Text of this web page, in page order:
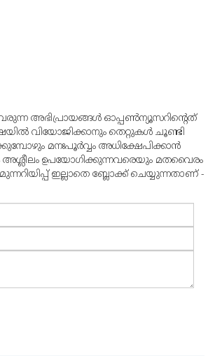
അഭിപ്രായങ്ങള്‍ ഓപ്പൺന്യൂസറിന്റെത്
വിയോജിക്കാനും തെറ്റുകള്‍ ചൂണ്ടി
മനഃപൂര്‍വ്വം അധിക്ഷേപിക്കാന്‍
അശ്ലീലം ഉപയോഗിക്കുന്നവരെയും മതവൈരം
ഇല്ലാതെ ബ്ലോക്ക് ചെയ്യുന്നതാണ് -